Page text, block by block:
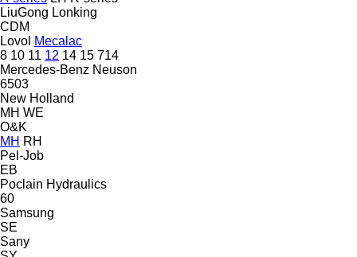
LiuGong Lonking
CDM
Lovol Mecalac
8 10 11 12 14 15 714
Mercedes-Benz Neuson
6503
New Holland
MH WE
O&K
MH RH
Pel-Job
EB
Poclain Hydraulics
60
Samsung
SE
Sany